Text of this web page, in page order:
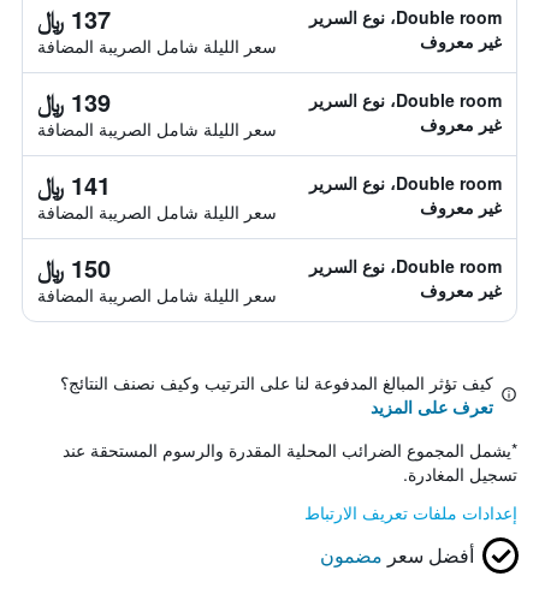
Double room، نوع السرير
غير معروف
137 ﷼
سعر الليلة شامل الصريبة المضافة
Double room، نوع السرير
غير معروف
139 ﷼
سعر الليلة شامل الصريبة المضافة
Double room، نوع السرير
غير معروف
141 ﷼
سعر الليلة شامل الصريبة المضافة
Double room، نوع السرير
غير معروف
150 ﷼
سعر الليلة شامل الصريبة المضافة
كيف تؤثر المبالغ المدفوعة لنا على الترتيب وكيف نصنف النتائج؟
تعرف على المزيد
*يشمل المجموع الضرائب المحلية المقدرة والرسوم المستحقة عند
تسجيل المغادرة.
إعدادات ملفات تعريف الارتباط
أفضل سعر مضمون